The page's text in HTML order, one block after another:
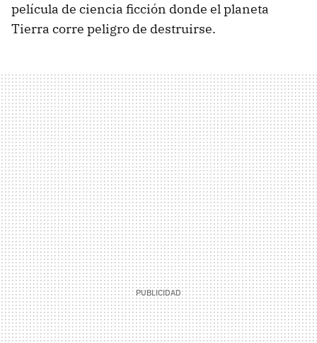
película de ciencia ficción donde el planeta
Tierra corre peligro de destruirse.